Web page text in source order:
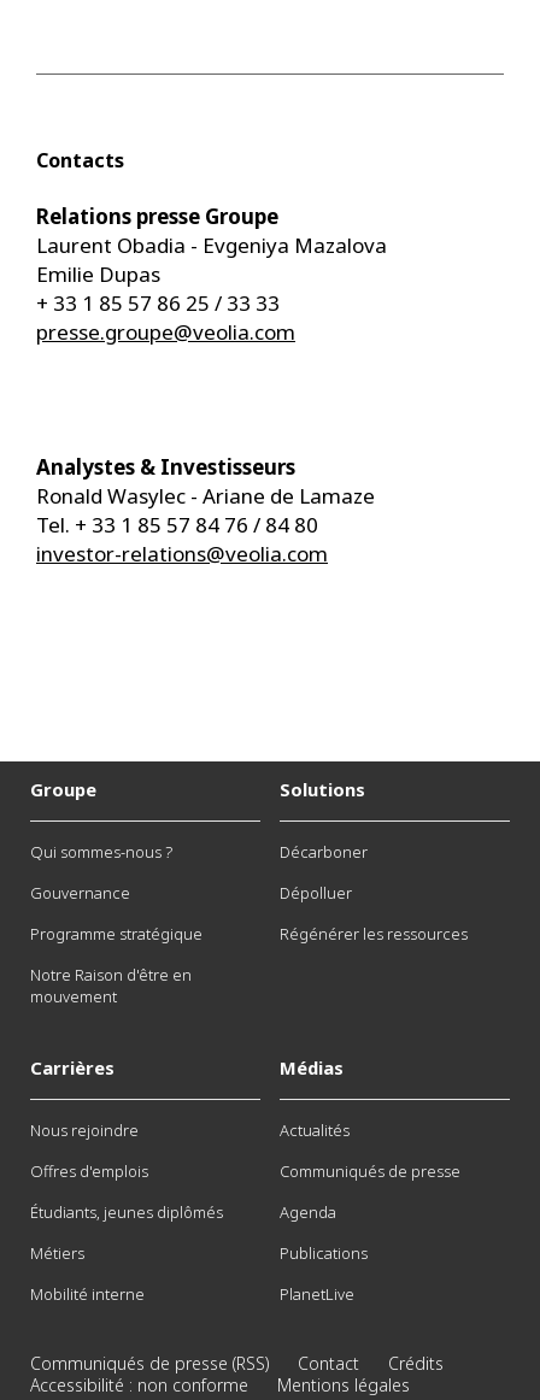
Contacts
Relations presse Groupe
Laurent Obadia - Evgeniya Mazalova
Emilie Dupas
+ 33 1 85 57 86 25 / 33 33
presse.groupe@veolia.com
Analystes & Investisseurs
Ronald Wasylec - Ariane de Lamaze
Tel. + 33 1 85 57 84 76 / 84 80
investor-relations@veolia.com
Groupe
Qui sommes-nous ?
Gouvernance
Programme stratégique
Notre Raison d'être en
mouvement
Solutions
Décarboner
Dépolluer
Régénérer les ressources
Carrières
Nous rejoindre
Offres d'emplois
Étudiants, jeunes diplômés
Métiers
Mobilité interne
Médias
Actualités
Communiqués de presse
Agenda
Publications
PlanetLive
Communiqués de presse (RSS) Contact
Crédits
Accessibilité : non conforme
Mentions légales